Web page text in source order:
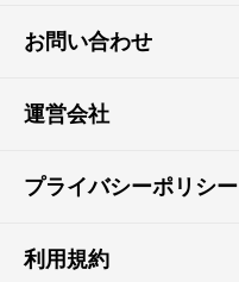
お問い合わせ
運営会社
プライバシーポリシー
利用規約